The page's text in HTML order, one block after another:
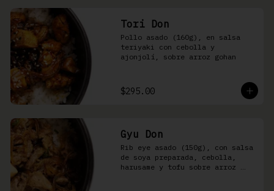
Tori Don
Pollo asado (160g), en salsa
teriyaki con cebolla y
ajonjolí, sobre arroz gohan
$295.00
Gyu Don
Rib eye asado (150g), con salsa
de soya preparada, cebolla,
harusame y tofu sobre arroz